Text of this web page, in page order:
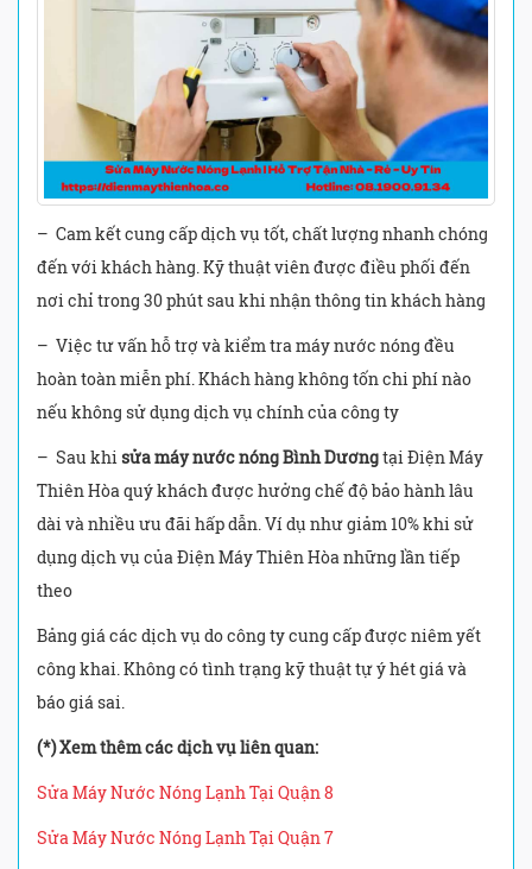
– Cam kết cung cấp dịch vụ tốt, chất lượng nhanh chóng
đến với khách hàng. Kỹ thuật viên được điều phối đến
nơi chỉ trong 30 phút sau khi nhận thông tin khách hàng
– Việc tư vấn hỗ trợ và kiểm tra máy nước nóng đều
hoàn toàn miễn phí. Khách hàng không tốn chi phí nào
nếu không sử dụng dịch vụ chính của công ty
– Sau khi sửa máy nước nóng Bình Dươngtại Điện Máy
Thiên Hòa quý khách được hưởng chế độ bảo hành lâu
dài và nhiều ưu đãi hấp dẫn. Ví dụ như giảm 10% khi sử
dụng dịch vụ của Điện Máy Thiên Hòa những lần tiếp
theo
Bảng giá các dịch vụ do công ty cung cấp được niêm yết
công khai. Không có tình trạng kỹ thuật tự ý hét giá và
báo giá sai.
(*) Xem thêm các dịch vụ liên quan:
Sửa Máy Nước Nóng Lạnh Tại Quận 8
Sửa Máy Nước Nóng Lạnh Tại Quận 7